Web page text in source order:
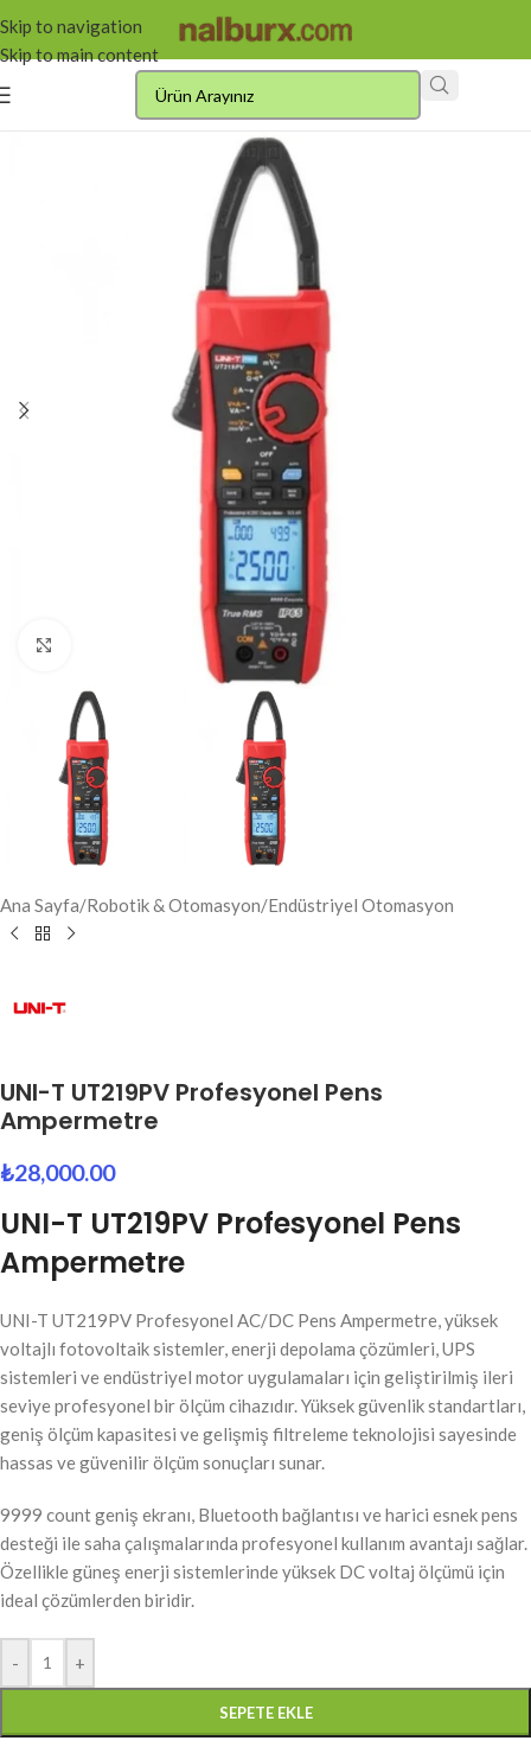
Skip to navigation
Skip to main content
Ana Sayfa/Robotik & Otomasyon/Endüstriyel Otomasyon
UNI-T UT219PV Profesyonel Pens
Ampermetre
₺28,000.00
UNI-T UT219PV Profesyonel Pens
Ampermetre
UNI-T UT219PV Profesyonel AC/DC Pens Ampermetre, yüksek
voltajlı fotovoltaik sistemler, enerji depolama çözümleri, UPS
sistemleri ve endüstriyel motor uygulamaları için geliştirilmiş ileri
seviye profesyonel bir ölçüm cihazıdır. Yüksek güvenlik standartları,
geniş ölçüm kapasitesi ve gelişmiş filtreleme teknolojisi sayesinde
hassas ve güvenilir ölçüm sonuçları sunar.
9999 count geniş ekranı, Bluetooth bağlantısı ve harici esnek pens
desteği ile saha çalışmalarında profesyonel kullanım avantajı sağlar.
Özellikle güneş enerji sistemlerinde yüksek DC voltaj ölçümü için
ideal çözümlerden biridir.
- +
SEPETE EKLE